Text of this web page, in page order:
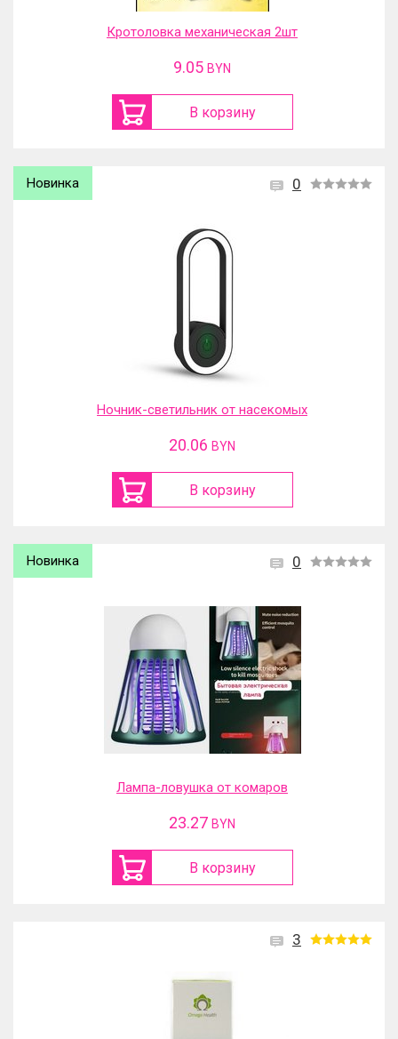
Кротоловка механическая 2шт
9.05 BYN
В корзину
0
Новинка
Ночник-светильник от насекомых
20.06 BYN
В корзину
0
Новинка
Лампа-ловушка от комаров
23.27 BYN
В корзину
3